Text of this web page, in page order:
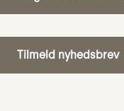
Tilmeld nyhedsbrev